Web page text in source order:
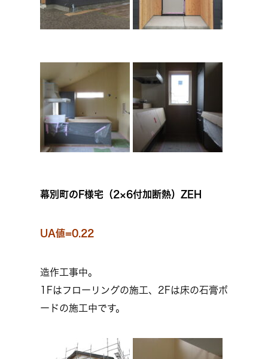
幕別町のF様宅（2×6付加断熱）ZEH
UA値=0.22
造作工事中。
1Fはフローリングの施工、2Fは床の石膏ボ
ードの施工中です。